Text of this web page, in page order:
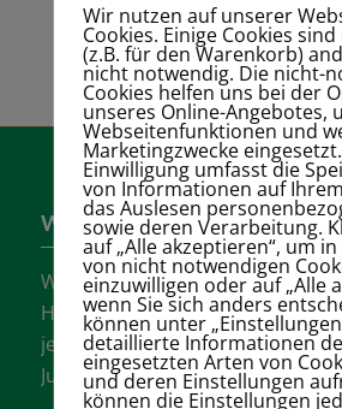
Wer sind wir?
Wir sind einer der größten
Hannovers mit vielen aktiven
jeder Altersklasse für Damen,
Jugendliche.
Wir nutzen auf unserer
Cookies. Einige Cookies
(z.B. für den Warenkorb)
nicht notwendig. Die nicht-
Cookies helfen uns bei der
unseres Online-Angebotes,
Webseitenfunktionen und
Marketingzwecke
Einwilligung umfasst die
von Informationen auf
das Auslesen
sowie deren Verarbeitung.
auf „Alle akzeptieren“, um
von nicht notwendigen
einzuwilligen oder auf „Alle
wenn Sie sich anders
können unter
detaillierte Informationen
eingesetzten Arten von
und deren Einstellungen
können die Einstellungen